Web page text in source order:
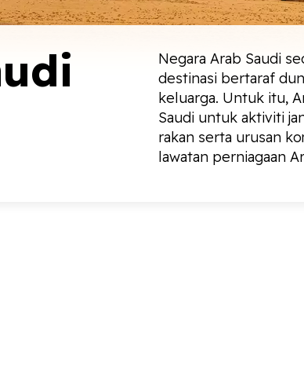
Negara Arab Saudi
destinasi bertaraf
keluarga. Untuk itu,
Saudi untuk aktiviti
rakan serta urusan
lawatan perniagaan